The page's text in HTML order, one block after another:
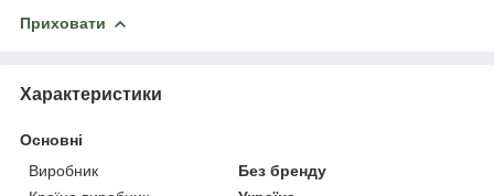
Приховати
Характеристики
Основні
Виробник
Без бренду